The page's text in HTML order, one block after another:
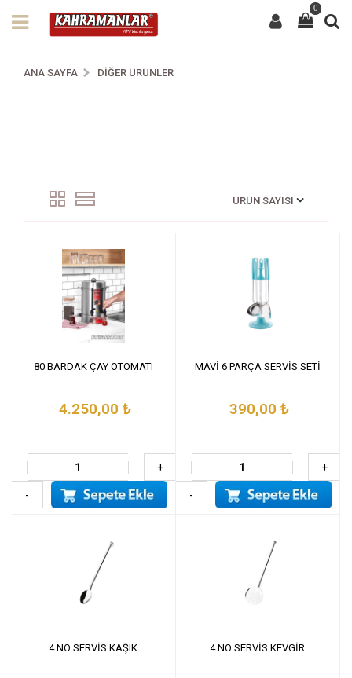
0
ANA SAYFA DIĞER ÜRÜNLER
80 BARDAK ÇAY OTOMATI
4.250,00 ₺
+
-
MAVİ 6 PARÇA SERVİS SETİ
390,00 ₺
+
-
4 NO SERVİS KAŞIK 4 NO SERVİS KEVGİR